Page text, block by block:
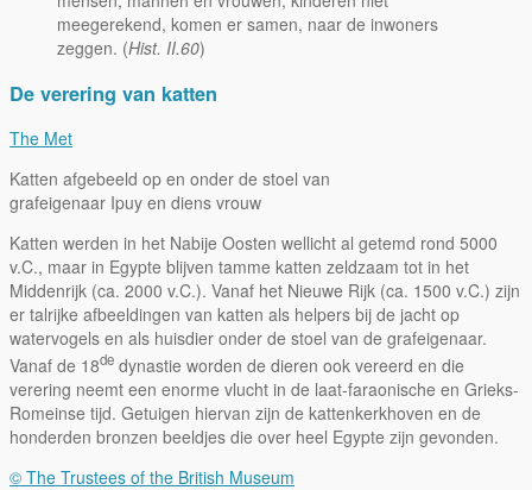
meegerekend, komen er samen, naar de inwoners
zeggen. (Hist. II.60)
De verering van katten
The Met
Katten afgebeeld op en onder de stoel van
grafeigenaar Ipuy en diens vrouw
Katten werden in het Nabije Oosten wellicht al getemd rond 5000
v.C., maar in Egypte blijven tamme katten zeldzaam tot in het
Middenrijk (ca. 2000 v.C.). Vanaf het Nieuwe Rijk (ca. 1500 v.C.) zijn
er talrijke afbeeldingen van katten als helpers bij de jacht op
watervogels en als huisdier onder de stoel van de grafeigenaar.
Vanaf de 18de dynastie worden de dieren ook vereerd en die
verering neemt een enorme vlucht in de laat-faraonische en Grieks-
Romeinse tijd. Getuigen hiervan zijn de kattenkerkhoven en de
honderden bronzen beeldjes die over heel Egypte zijn gevonden.
© The Trustees of the British Museum